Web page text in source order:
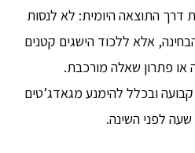
דרך התוצאה היומית: לא לנסות
אלא ללכוד הישגים קטנים
או פתרון שאלה מורכבת.
ובכלל להימנע מגאדג’טים
שעה לפני השינה.